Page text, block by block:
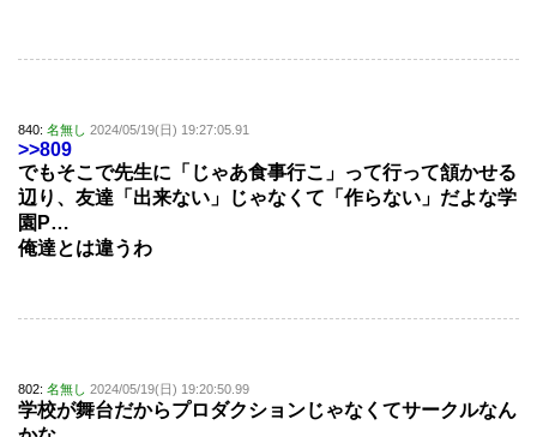
840: 名無し 2024/05/19(日) 19:27:05.91
>>809
でもそこで先生に「じゃあ食事行こ」って行って頷かせる
辺り、友達「出来ない」じゃなくて「作らない」だよな学
園P…
俺達とは違うわ
802: 名無し 2024/05/19(日) 19:20:50.99
学校が舞台だからプロダクションじゃなくてサークルなん